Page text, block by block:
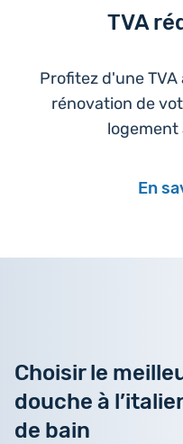
TVA
Profitez d'une TVA
rénovation de
logement
En
Choisir le
douche à
de bain